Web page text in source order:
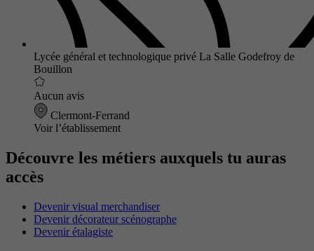
Lycée général et technologique privé La Salle Godefroy de
Bouillon
Aucun avis
Clermont-Ferrand
Voir l’établissement
Découvre les métiers auxquels tu auras
accès
Devenir visual merchandiser
Devenir décorateur scénographe
Devenir étalagiste